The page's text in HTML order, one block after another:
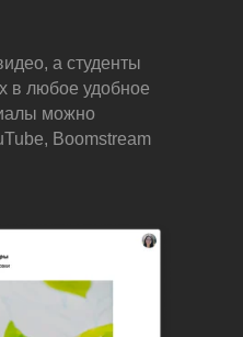
а студенты
в любое удобное
можно
Boomstream